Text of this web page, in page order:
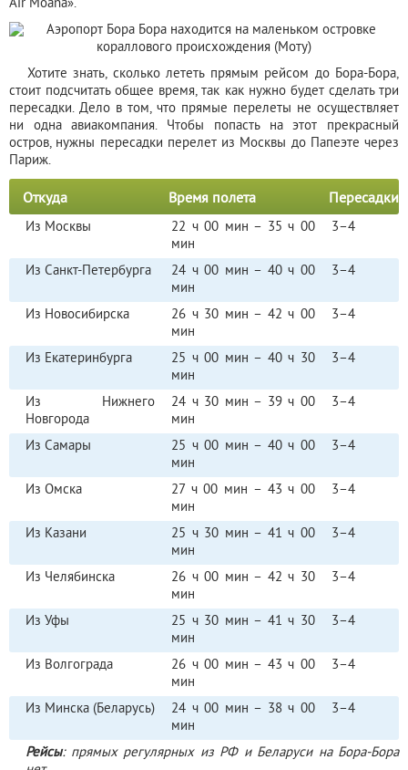
Air Moana».
Хотите знать, сколько лететь прямым рейсом до Бора-Бора,
стоит подсчитать общее время, так как нужно будет сделать три
пересадки. Дело в том, что прямые перелеты не осуществляет
ни одна авиакомпания. Чтобы попасть на этот прекрасный
остров, нужны пересадки перелет из Москвы до Папеэте через
Париж.
Откуда Время полета Пересадки
Из Москвы
22 ч 00 мин – 35 ч 00
мин
3–4
Из Санкт-Петербурга
24 ч 00 мин – 40 ч 00
мин
3–4
Из Новосибирска
26 ч 30 мин – 42 ч 00
мин
3–4
Из Екатеринбурга
25 ч 00 мин – 40 ч 30
мин
3–4
Из Нижнего
Новгорода
24 ч 30 мин – 39 ч 00
мин
3–4
Из Самары
25 ч 00 мин – 40 ч 00
мин
3–4
Из Омска
27 ч 00 мин – 43 ч 00
мин
3–4
Из Казани
25 ч 30 мин – 41 ч 00
мин
3–4
Из Челябинска
26 ч 00 мин – 42 ч 30
мин
3–4
Из Уфы
25 ч 30 мин – 41 ч 30
мин
3–4
Из Волгограда
26 ч 00 мин – 43 ч 00
мин
3–4
Из Минска (Беларусь)
24 ч 00 мин – 38 ч 00
мин
3–4
Рейсы: прямых регулярных из РФ и Беларуси на Бора-Бора